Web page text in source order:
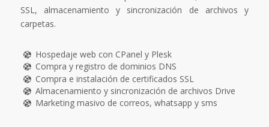
SSL, almacenamiento y sincronización de archivos y
carpetas.
Hospedaje web con CPanel y Plesk
Compra y registro de dominios DNS
Compra e instalación de certificados SSL
Almacenamiento y sincronización de archivos Drive
Marketing masivo de correos, whatsapp y sms